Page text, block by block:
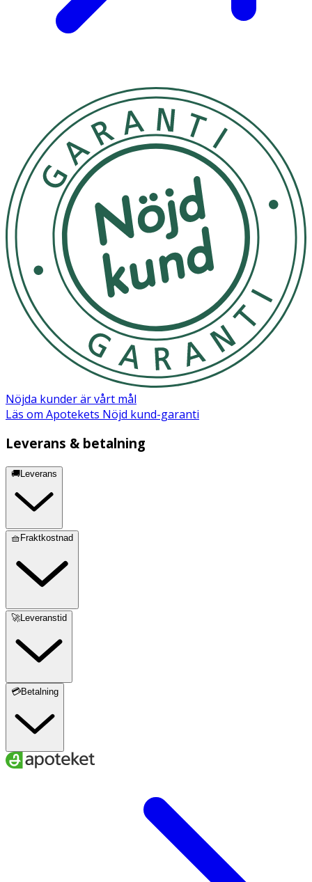
Nöjda kunder är vårt mål
Läs om Apotekets Nöjd kund-garanti
Leverans & betalning
🚚Leverans
🧺Fraktkostnad
🚀Leveranstid
💳Betalning